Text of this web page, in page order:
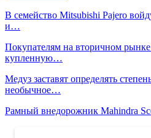
В семейство Mitsubishi Pajero
и…
Покупателям на вторичном рынке
купленную…
Медуз заставят определять
необычное…
Рамный внедорожник Mahindra